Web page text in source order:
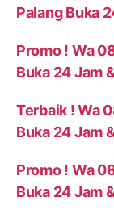
Palang Buka
Promo ! Wa
Buka 24 Jam
Terbaik ! Wa
Buka 24 Jam
Promo ! Wa
Buka 24 Jam